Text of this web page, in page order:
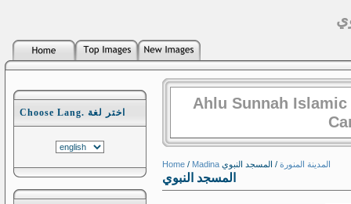
Choose Lang. اختر لغة
Ahlu Sunnah
Home / Madina المدينة المنورة / المسجد النبوي
المسجد النبوي